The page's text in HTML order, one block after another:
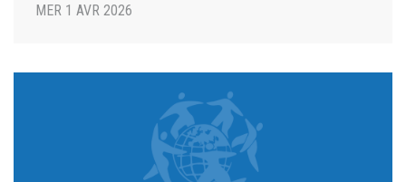
MER 1 AVR 2026